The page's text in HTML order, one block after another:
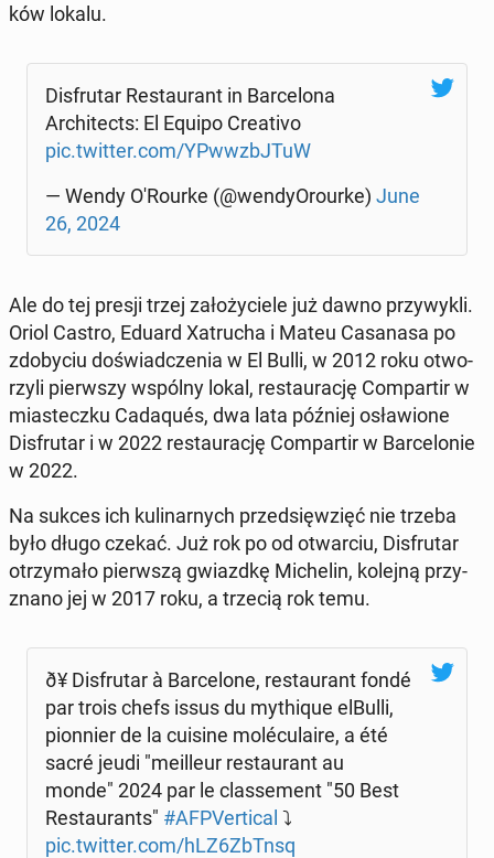
ków lokalu.
Dis­fru­tar Re­stau­rant in Bar­ce­lo­na
Ar­chi­tects: El Equipo Cre­ati­vo
pic.twitter.com/YPw­w­zbJ­TuW
— Wendy O'Ro­ur­ke (@wen­dy­Oro­ur­ke) June
26, 2024
Ale do tej presji trzej za­ło­ży­cie­le już dawno przy­wy­kli.
Oriol Castro, Eduard Xa­tru­cha i Mateu Ca­sa­na­sa po
zdo­by­ciu do­świad­cze­nia w El Bulli, w 2012 roku otwo­
rzy­li pierw­szy wspólny lokal, re­stau­ra­cję Com­par­tir w
mia­stecz­ku Ca­da­qu­és, dwa lata później osła­wio­ne
Dis­fru­tar i w 2022 re­stau­ra­cję Com­par­tir w Bar­ce­lo­nie
w 2022.
Na sukces ich ku­li­nar­nych przed­się­wzięć nie trzeba
było długo czekać. Już rok po od otwar­ciu, Dis­fru­tar
otrzy­ma­ło pierw­szą gwiazd­kę Mi­che­lin, kolejną przy­
zna­no jej w 2017 roku, a trzecią rok temu.
ð¥ Dis­fru­tar à Bar­ce­lo­ne, re­stau­rant fondé
par trois chefs issus du my­thi­que elBulli,
pion­nier de la cuisine mo­lécu­la­ire, a été
sacré jeudi "me­il­leur re­stau­rant au
monde" 2024 par le clas­se­ment "50 Best
Re­stau­rants" #AFPVer­ti­cal ⤵️
pic.twitter.com/hLZ6ZbTnsq